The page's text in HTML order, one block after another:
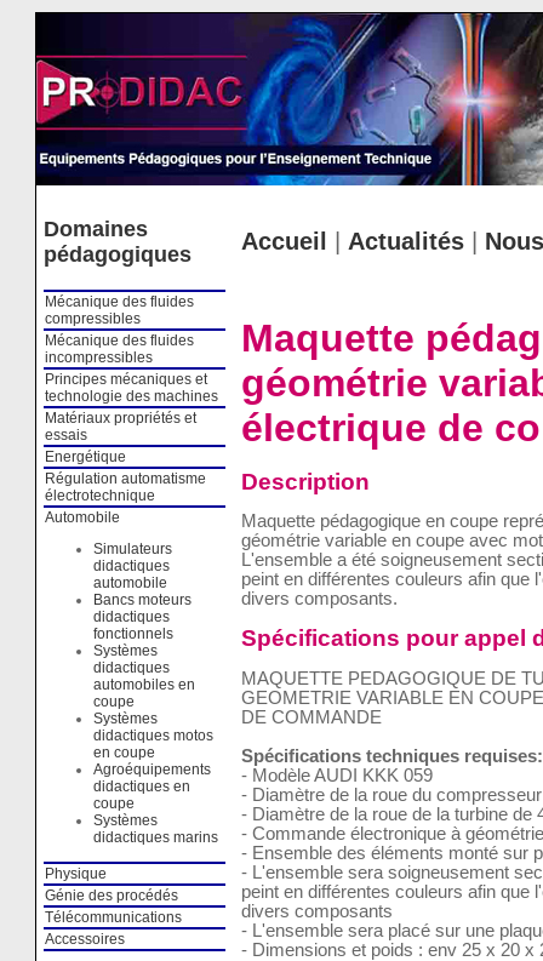
Domaines
pédagogiques
Mécanique des fluides
compressibles
Mécanique des fluides
incompressibles
Principes mécaniques et
technologie des machines
Matériaux propriétés et
essais
Energétique
Régulation automatisme
électrotechnique
Automobile
Simulateurs
didactiques
automobile
Bancs moteurs
didactiques
fonctionnels
Systèmes
didactiques
automobiles en
coupe
Systèmes
didactiques motos
en coupe
Agroéquipements
didactiques en
coupe
Systèmes
didactiques marins
Physique
Génie des procédés
Télécommunications
Accessoires
Accueil Actualités|
Maquette
géométrie
électrique de
Description
Maquette pédagogique en coupe
géométrie variable en coupe avec
L'ensemble a été soigneusement
peint en différentes couleurs afin que
divers composants.
Spécifications pour appel
MAQUETTE PEDAGOGIQUE DE
GEOMETRIE VARIABLE EN
DE COMMANDE
Spécifications techniques requises:
- Modèle AUDI KKK 059
- Diamètre de la roue du
- Diamètre de la roue de la turbine de
- Commande électronique à
- Ensemble des éléments monté sur
- L'ensemble sera soigneusement
peint en différentes couleurs afin que
divers composants
- L'ensemble sera placé sur une
- Dimensions et poids : env 25 x 20 x
Cookies management panel